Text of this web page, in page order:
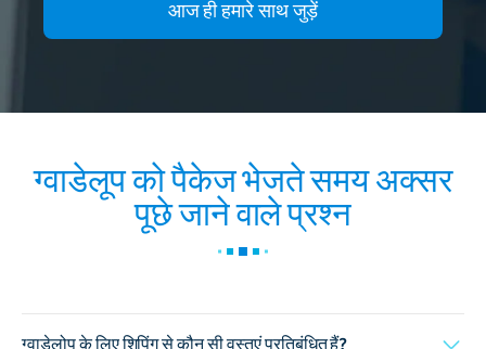
आज ही हमारे साथ जुड़ें
ग्वाडेलूप को पैकेज भेजते समय अक्सर
पूछे जाने वाले प्रश्न
ग्वाडेलोप के लिए शिपिंग से कौन सी वस्तुएं प्रतिबंधित हैं?